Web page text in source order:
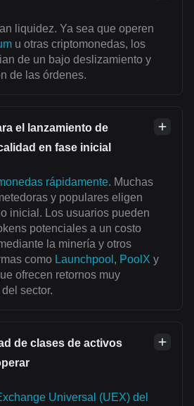
liquidez. Ya sea que operen
u otras criptomonedas, los
de un bajo deslizamiento y
de las órdenes.
el lanzamiento de
en fase inicial
rápidamente. Muchas
y populares eligen
inicial. Los usuarios pueden
potenciales a un costo
la minería y otros
como Launchpool , PoolX y
ofrecen retornos muy
sector.
de clases de activos
Universal (UEX) del